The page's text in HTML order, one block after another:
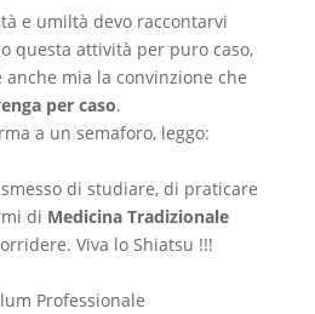
e umiltà devo raccontarvi
questa attività per puro caso,
anche mia la convinzione che
per caso.
a un semaforo, leggo:
di studiare, di praticare
di Medicina Tradizionale
Viva lo Shiatsu !!!
Professionale